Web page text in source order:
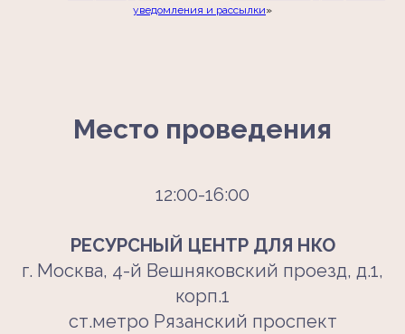
уведомления и рассылки»
Место проведения
12:00-16:00
РЕСУРСНЫЙ ЦЕНТР ДЛЯ НКО
г. Москва, 4-й Вешняковский проезд, д.1,
корп.1
ст.метро Рязанский проспект